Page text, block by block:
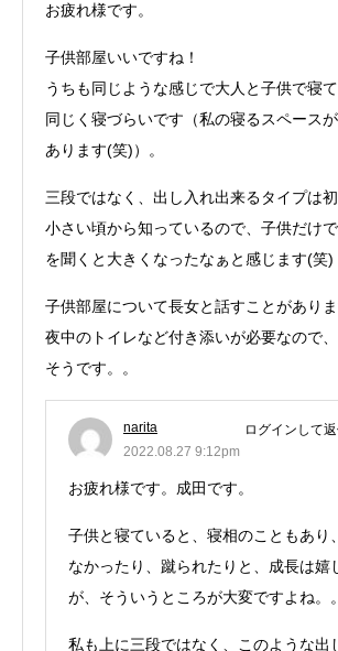
お疲れ様です。
子供部屋いいですね！
うちも同じような感じで大人と子供で寝て
同じく寝づらいです（私の寝るスペース
あります(笑)）。
三段ではなく、出し入れ出来るタイプは初
小さい頃から知っているので、子供だけ
を聞くと大きくなったなぁと感じます(笑)
子供部屋について長女と話すことがありま
夜中のトイレなど付き添いが必要なので
そうです。。
narita
2022.08.27 9:12pm
ログインして
お疲れ様です。成田です。
子供と寝ていると、寝相のこともあり
なかったり、蹴られたりと、成長は嬉
が、そういうところが大変ですよね。。
私も上に三段ではなく、このような出